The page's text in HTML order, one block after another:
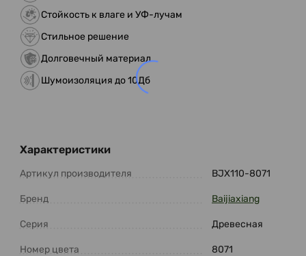
Стойкость к влаге и УФ-лучам
Стильное решение
Долговечный материал
Шумоизоляция до 10Дб
Характеристики
Артикул производителя BJX110-8071
Бренд Baijiaxiang
Серия Древесная
Номер цвета 8071